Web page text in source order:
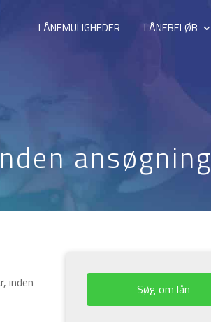
LÅNEMULIGHEDER LÅNEBELØB
ansøgning
inden
Søg om lån